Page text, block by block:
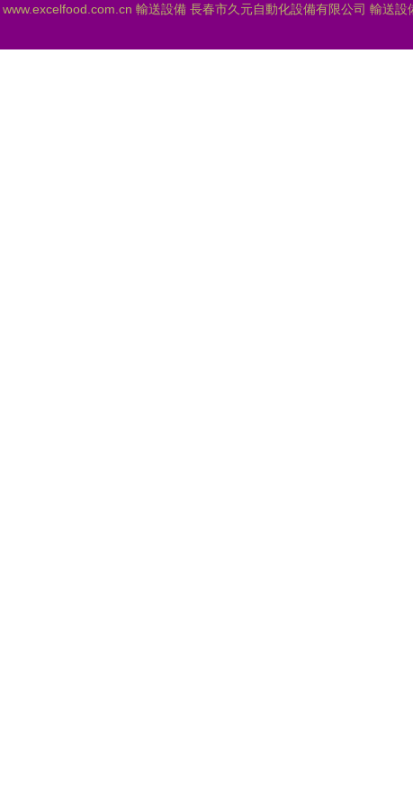
www.excelfood.com.cn 輸送設備 長春市久元自動化設備有限公司 輸送設